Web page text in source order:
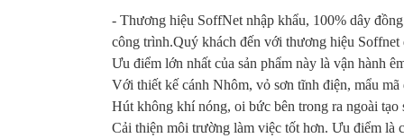
- Thương hiệu SoffNet nhập khẩu, 100% dây
công trình.Quý khách đến với thương hiệu
Ưu điểm lớn nhất của sản phẩm này là vận hành
Với thiết kế cánh Nhôm, vỏ sơn tĩnh điện, mẩu mã
Hút không khí nóng, oi bức bên trong ra ngoài tạo
Cải thiện môi trường làm việc tốt hơn. Ưu điểm là